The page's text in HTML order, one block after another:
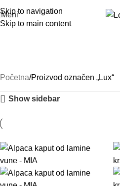
Skip to navigation
Skip to main content
Meni
Početna Proizvod označen „Lux“
Show sidebar